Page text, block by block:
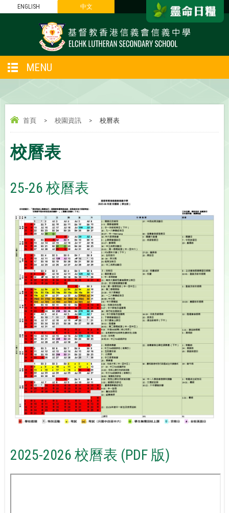
ENGLISH 中文
MENU
首頁 > 校園資訊 > 校曆表
校曆表
25-26 校曆表
2025-2026 校曆表 (PDF 版)